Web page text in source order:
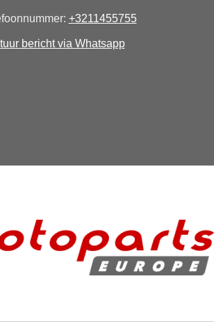
+3211455755
bericht via Whatsapp